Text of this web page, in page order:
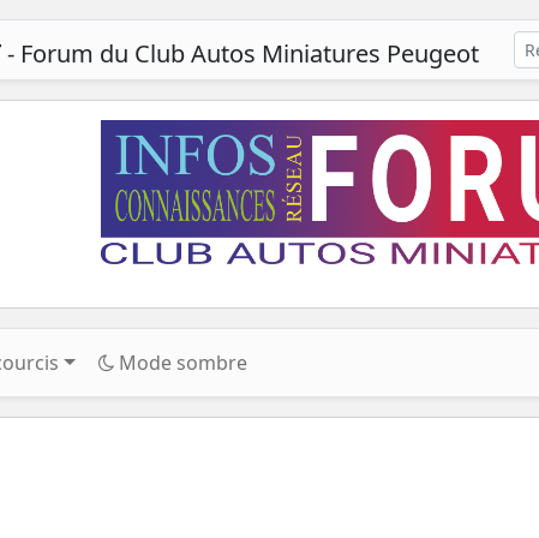
- Forum du Club Autos Miniatures Peugeot
Mode sombre